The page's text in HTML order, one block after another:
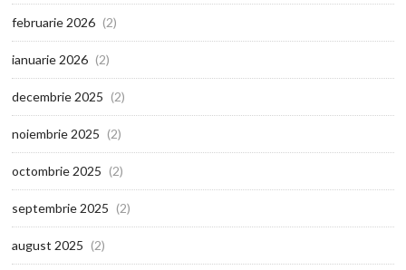
februarie 2026 (2)
ianuarie 2026 (2)
decembrie 2025 (2)
noiembrie 2025 (2)
octombrie 2025 (2)
septembrie 2025 (2)
august 2025 (2)